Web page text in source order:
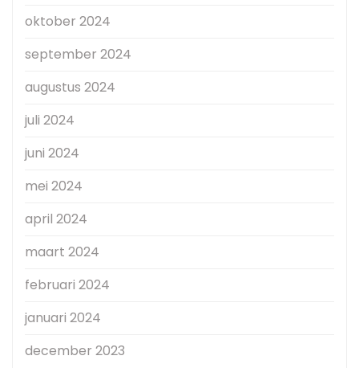
oktober 2024
september 2024
augustus 2024
juli 2024
juni 2024
mei 2024
april 2024
maart 2024
februari 2024
januari 2024
december 2023